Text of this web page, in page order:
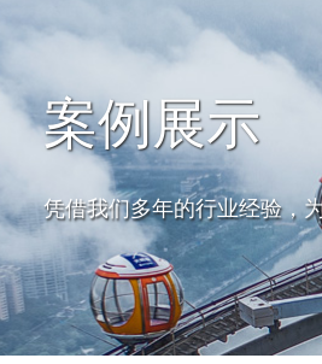
案例展示
凭借我们多年的行业经验，